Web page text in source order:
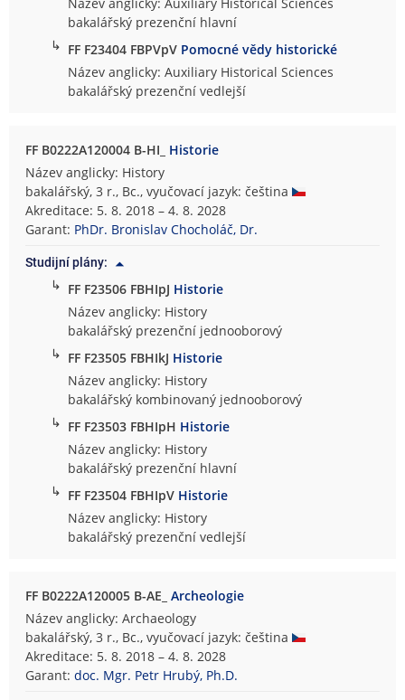
Název anglicky: Auxiliary Historical Sciences
bakalářský prezenční hlavní
↳ FF F23404 FBPVpV Pomocné vědy historické
Název anglicky: Auxiliary Historical Sciences
bakalářský prezenční vedlejší
FF B0222A120004 B-HI_ Historie
Název anglicky: History
bakalářský, 3 r., Bc., vyučovací jazyk: čeština
Akreditace: 5. 8. 2018 – 4. 8. 2028
Garant: PhDr. Bronislav Chocholáč, Dr.
Studijní plány:
↳ FF F23506 FBHIpJ Historie
Název anglicky: History
bakalářský prezenční jednooborový
↳ FF F23505 FBHIkJ Historie
Název anglicky: History
bakalářský kombinovaný jednooborový
↳ FF F23503 FBHIpH Historie
Název anglicky: History
bakalářský prezenční hlavní
↳ FF F23504 FBHIpV Historie
Název anglicky: History
bakalářský prezenční vedlejší
FF B0222A120005 B-AE_Archeologie
Název anglicky: Archaeology
bakalářský, 3 r., Bc., vyučovací jazyk: čeština
Akreditace: 5. 8. 2018 – 4. 8. 2028
Garant:doc. Mgr. Petr Hrubý, Ph.D.